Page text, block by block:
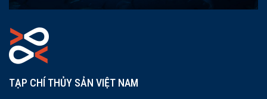
TẠP CHÍ THỦY SẢN VIỆT NAM